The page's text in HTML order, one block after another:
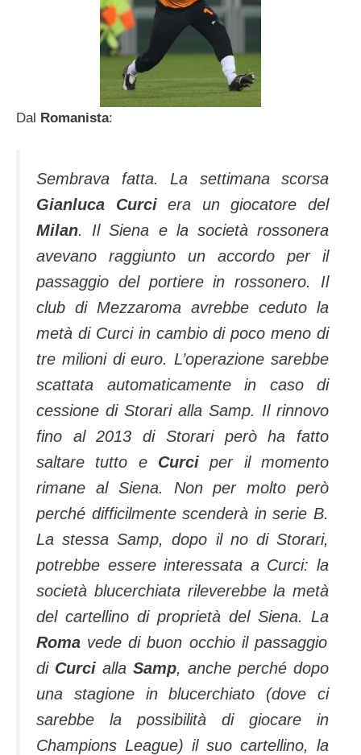
Dal Romanista:
Sembrava fatta. La settimana scorsa
Gianluca Curciera un giocatore del
Milan. Il Siena e la società rossonera
avevano raggiunto un accordo per il
passaggio del portiere in rossonero. Il
club di Mezzaroma avrebbe ceduto la
metà di Curci in cambio di poco meno di
tre milioni di euro. L’operazione sarebbe
scattata automaticamente in caso di
cessione di Storari alla Samp. Il rinnovo
fino al 2013 di Storari però ha fatto
saltare tutto e Curciper il momento
rimane al Siena. Non per molto però
perché difficilmente scenderà in serie B.
La stessa Samp, dopo il no di Storari,
potrebbe essere interessata a Curci: la
società blucerchiata rileverebbe la metà
del cartellino di proprietà del Siena. La
Roma vede di buon occhio il passaggio
di Curci alla Samp, anche perché dopo
una stagione in blucerchiato (dove ci
sarebbe la possibilità di giocare in
Champions League) il suo cartellino, la